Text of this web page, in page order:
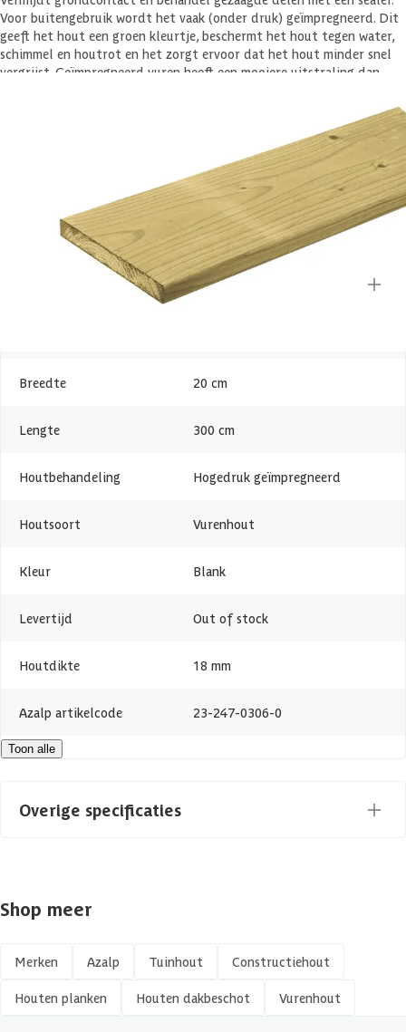
Voor buitengebruik wordt het vaak (onder druk) geïmpregneerd. Dit
geeft het hout een groen kleurtje, beschermt het hout tegen water,
schimmel en houtrot en het zorgt ervoor dat het hout minder snel
vergrijst. Geïmpregneerd vuren heeft een mooiere uitstraling dan
Komen er nog extra kosten bij voor aflevering?
Specificaties
Belangrijke specificaties
Breedte 20 cm
Lengte 300 cm
Houtbehandeling Hogedruk geïmpregneerd
Houtsoort Vurenhout
Kleur Blank
Levertijd Out of stock
Houtdikte 18 mm
Azalp artikelcode 23-247-0306-0
EAN-code
Toon alle
Overige specificaties
Afwerking
Kopmaat 18 x 195 mm
Hout type Zachthout
Shop meer
Merken Azalp Tuinhout Constructiehout
Houten planken Houten dakbeschot Vurenhout